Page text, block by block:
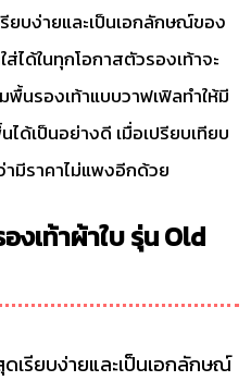
ยบง่ายและเป็นเอกลักษณ์ของ
ได้ในทุกโอกาสตัวรองเท้าจะ
นรองเท้าแบบวาฟเฟิลทำให้มี
ด้เป็นอย่างดี เมื่อเปรียบเทียบ
มีราคาไม่แพงอีกด้วย
งเท้าผ้าใบ รุ่น Old
เรียบง่ายและเป็นเอกลักษณ์